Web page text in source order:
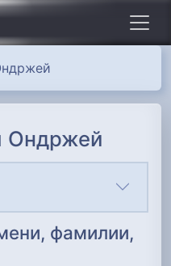
Ондржей
фамилии,